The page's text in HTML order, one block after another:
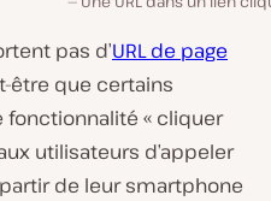
pas d’URL de page
être que certains
fonctionnalité « cliquer
utilisateurs d’appeler
de leur smartphone